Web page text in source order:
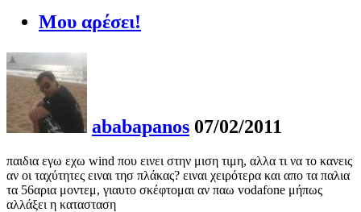
Μου αρέσει!
ababapanos 07/02/2011
παιδια εγω εχω wind που εινει στην μιση τιμη, αλλα τι να το κανεις
αν οι ταχύτητες ειναι τησ πλάκας? ειναι χειρότερα και απο τα παλια
τα 56αρια μοντεμ, γιαυτο σκέφτομαι αν παω vodafone μήπως
αλλάξει η κατασταση